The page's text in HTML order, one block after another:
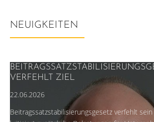
NEUIGKEITEN
VERFEHLT ZIEL
22.06.2026
Beitragssatzstabilisierungsgesetz verfehlt